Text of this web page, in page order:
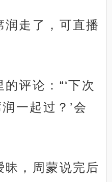
润走了，可直播
评论：“‘下次
一起过？’会
昧，周蒙说完后